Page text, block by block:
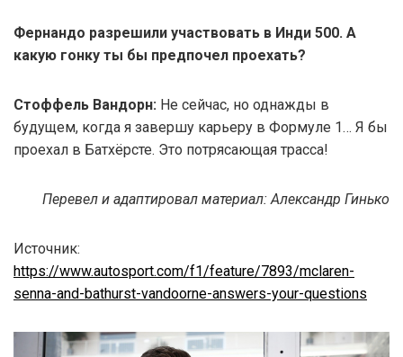
Фернандо разрешили участвовать в Инди 500. А
какую гонку ты бы предпочел проехать?
Стоффель Вандорн: Не сейчас, но однажды в
будущем, когда я завершу карьеру в Формуле 1… Я бы
проехал в Батхёрсте. Это потрясающая трасса!
Перевел и адаптировал материал: Александр Гинько
Источник:
https://www.autosport.com/f1/feature/7893/mclaren-
senna-and-bathurst-vandoorne-answers-your-questions